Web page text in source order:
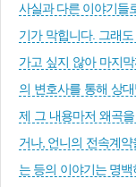
사실과 다른 이야기들
기가 막힙니다. 그래
가고 싶지 않아 마지
의 변호사를 통해 상
제 그 내용마저 왜곡
거나, 언니의 전속계
는 등의 이야기는 명